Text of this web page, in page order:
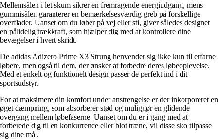
Mellemsålen i let skum sikrer en fremragende energiudgang, mens
gummisålen garanterer en bemærkelsesværdig greb på forskellige
overflader. Uanset om du løber på vej eller sti, giver således designet
en pålidelig trækkraft, som hjælper dig med at kontrollere dine
bevægelser i hvert skridt.
De adidas Adizero Prime X3 Strung henvender sig ikke kun til erfarne
løbere, men også til dem, der ønsker at forbedre deres løbeoplevelse.
Med et enkelt og funktionelt design passer de perfekt ind i dit
sportsudstyr.
For at maksimere din komfort under anstrengelse er der inkorporeret en
øget dæmpning, som absorberer stød og muliggør en glidende
overgang mellem løbefaserne. Uanset om du er i gang med at
forberede dig til en konkurrence eller blot træne, vil disse sko tilpasse
sig dine mål.